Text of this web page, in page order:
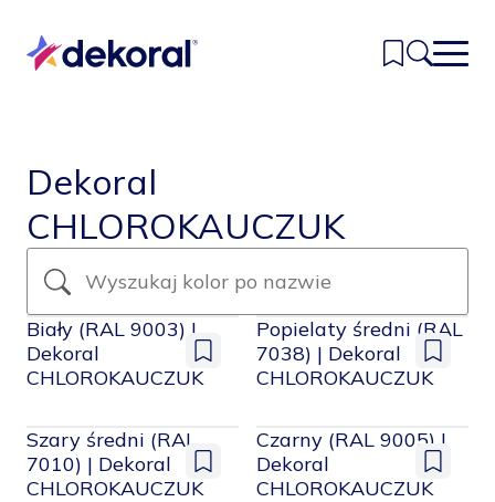
głównej
Inspiracje
Kolory
Produkty
Znajdź sklep
Kontakt
Dekoral
CHLOROKAUCZUK
Dodaj
do
Biały (RAL 9003) |
Dekoral
CHLOROKAUCZUK
Dodaj
do
Popielaty średni (RAL
7038) | Dekoral
CHLOROKAUCZUK
Dodaj
do
Szary średni (RAL
7010) | Dekoral
CHLOROKAUCZUK
Dodaj
do
Czarny (RAL 9005) |
Dekoral
CHLOROKAUCZUK